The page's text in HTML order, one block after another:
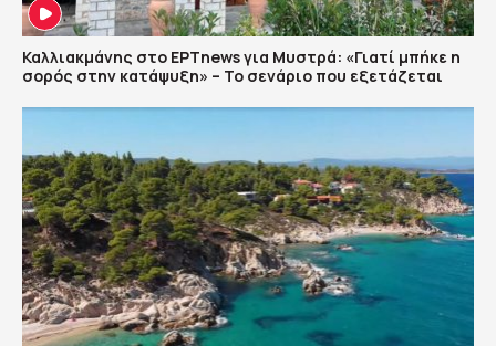
Καλλιακμάνης στο ΕΡΤnews για Μυστρά: «Γιατί μπήκε η
σορός στην κατάψυξη» – Το σενάριο που εξετάζεται